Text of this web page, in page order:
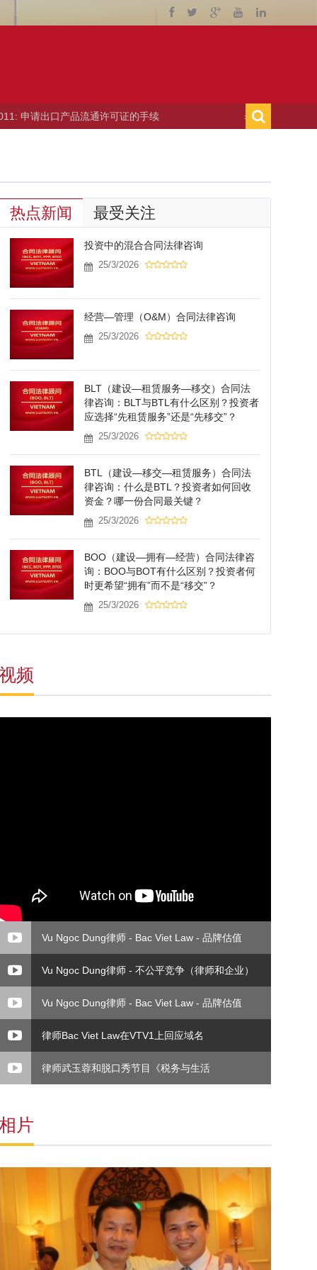
通许可证的手续 › 10/06/2011: 举办贸易博览会的
热点新闻 最受关注
投资中的混合合同法律咨询
25/3/2026
经营—管理（O&M）合同法律咨询
25/3/2026
BLT（建设—租赁服务—移交）合同法
律咨询：BLT与BTL有什么区别？投资者
应选择“先租赁服务”还是“先移交”？
25/3/2026
BTL（建设—移交—租赁服务）合同法
律咨询：什么是BTL？投资者如何回收
资金？哪一份合同最关键？
25/3/2026
BOO（建设—拥有—经营）合同法律咨
询：BOO与BOT有什么区别？投资者何
时更希望“拥有”而不是“移交”？
25/3/2026
频
Vu Ngoc Dung律师 - Bac Viet Law - 品牌估值
Vu Ngoc Dung律师 - 不公平竞争（律师和企业）
Vu Ngoc Dung律师 - Bac Viet Law - 品牌估值
律师Bac Viet Law在VTV1上回应域名
律师武玉蓉和脱口秀节目《税务与生活
片